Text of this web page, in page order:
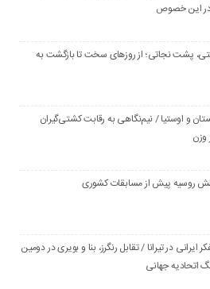
در این خصوص
پشت نجاتی؛ از روزهای سخت تا بازگشت به
و اوستیا / نیم‌نگاهی به رقابت کشتی‌گیران
وزن
روسیه پیش از مسابقات کشوری
ایرانی در تیرانا / تقابل رنگرز، بنا و بویری در دومین
اتحادیه جهانی